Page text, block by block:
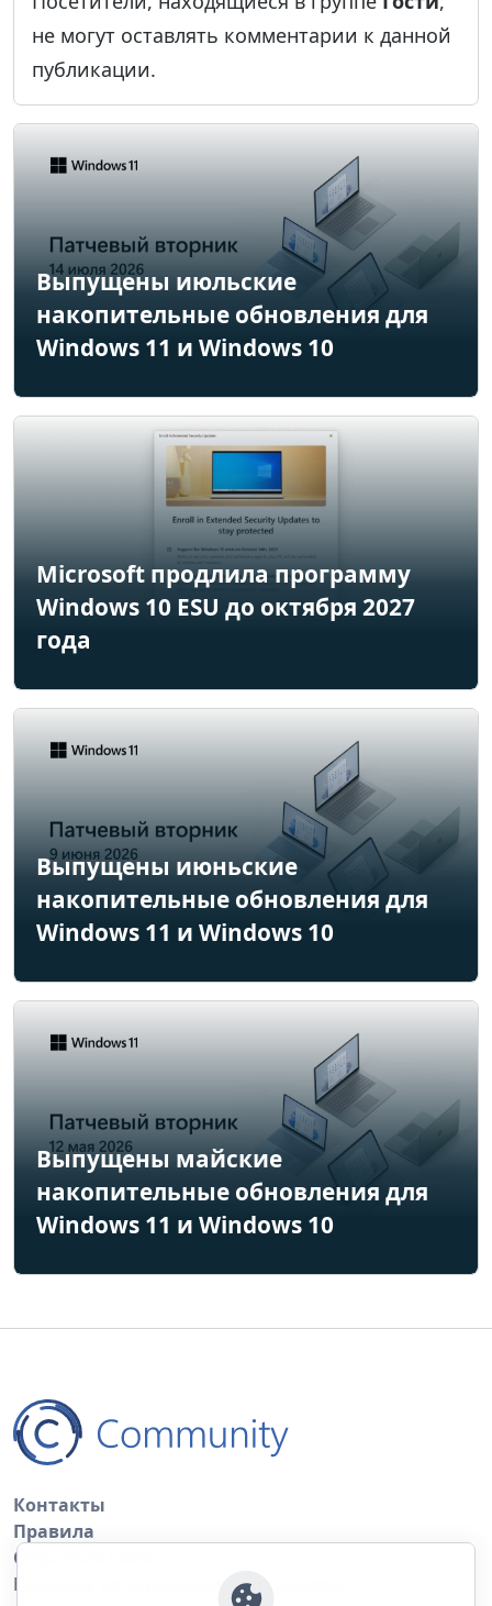
не могут оставлять комментарии к данной
публикации.
Выпущены июльские
накопительные обновления для
Windows 11 и Windows 10
Microsoft продлила программу
Windows 10 ESU до октября 2027
года
Выпущены июньские
накопительные обновления для
Windows 11 и Windows 10
Выпущены майские
накопительные обновления для
Windows 11 и Windows 10
Контакты
Правила
Обратная связь
Правила копирования материалов